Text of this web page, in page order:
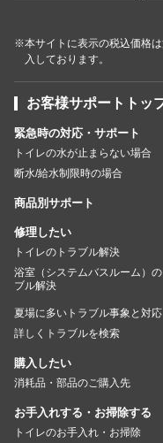
※本サイトに表示の税込価格
入しております。
お客様サポートトッ
緊急時の対応・サポート
トイレの水が止まらない場合
断水/給水制限時の場合
商品別サポート
修理したい
トイレのトラブル解決
浴室（システムバスルーム）の
ブル解決
夏場に多いトラブル事象と対応
詳しくトラブルを検索
購入したい
消耗品・部品のご購入先
お手入れする・お掃除する
トイレのお手入れ・お掃除